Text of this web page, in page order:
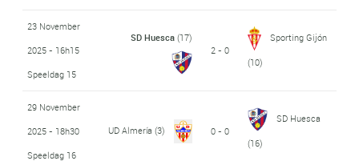
23 November
2025 - 16h15
Speeldag 15
SD Huesca(17)
2 - 0
Sporting Gijón
(10)
29 November
2025 - 18h30
Speeldag 16
UD Almería (3) 0 - 0
SD Huesca
(16)